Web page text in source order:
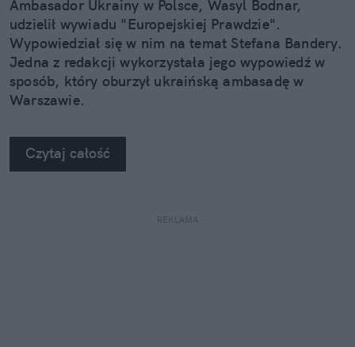
Ambasador Ukrainy w Polsce, Wasyl Bodnar,
udzielił wywiadu "Europejskiej Prawdzie".
Wypowiedział się w nim na temat Stefana Bandery.
Jedna z redakcji wykorzystała jego wypowiedź w
sposób, który oburzył ukraińską ambasadę w
Warszawie.
Czytaj całość
REKLAMA